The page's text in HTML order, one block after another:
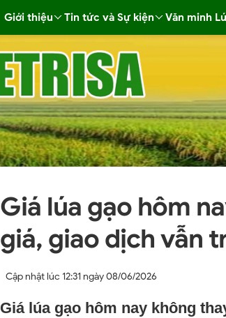
Giới thiệu Tin tức và Sự kiện Văn minh
Giá lúa gạo hôm
giá, giao dịch vẫn
Cập nhật lúc 12:31 ngày 08/06/2026
Giá lúa gạo hôm nay không